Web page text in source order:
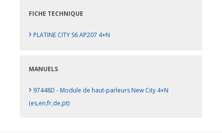
FICHE TECHNIQUE
› PLATINE CITY S6 AP207 4+N
MANUELS
› 97448D - Module de haut-parleurs New City 4+N
(es,en,fr,de,pt)